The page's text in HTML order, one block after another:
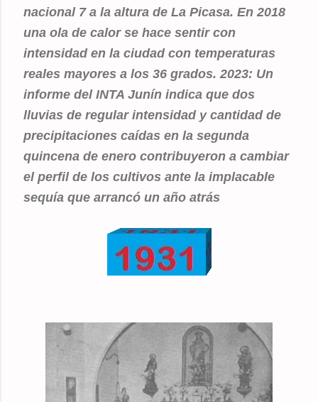
nacional 7 a la altura de La Picasa. En 2018
una ola de calor se hace sentir con
intensidad en la ciudad con temperaturas
reales mayores a los 36 grados. 2023: Un
informe del INTA Junín indica que dos
lluvias de regular intensidad y cantidad de
precipitaciones caídas en la segunda
quincena de enero contribuyeron a cambiar
el perfil de los cultivos ante la implacable
sequía que arrancó un año atrás